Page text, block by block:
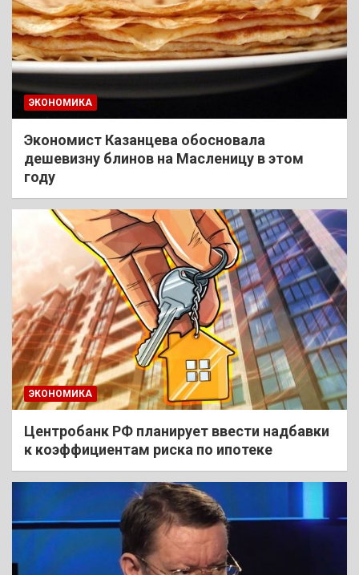
ЭКОНОМИКА
Экономист Казанцева обосновала
дешевизну блинов на Масленицу в этом
году
ЭКОНОМИКА
Центробанк РФ планирует ввести надбавки
к коэффициентам риска по ипотеке